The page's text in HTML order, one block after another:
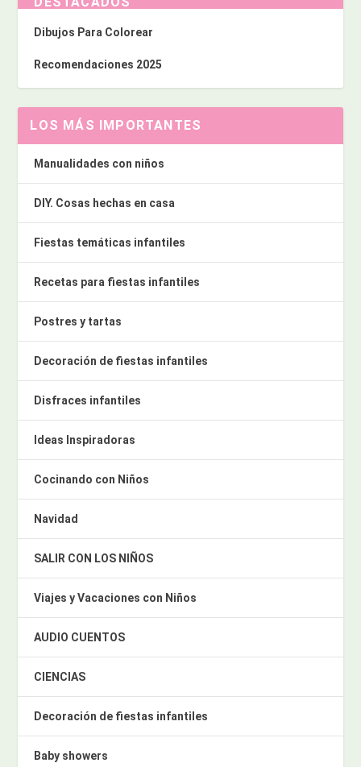
Dibujos Para Colorear
Recomendaciones 2025
LOS MÁS IMPORTANTES
Manualidades con niños
DIY. Cosas hechas en casa
Fiestas temáticas infantiles
Recetas para fiestas infantiles
Postres y tartas
Decoración de fiestas infantiles
Disfraces infantiles
Ideas Inspiradoras
Cocinando con Niños
Navidad
SALIR CON LOS NIÑOS
Viajes y Vacaciones con Niños
AUDIO CUENTOS
CIENCIAS
Decoración de fiestas infantiles
Baby showers